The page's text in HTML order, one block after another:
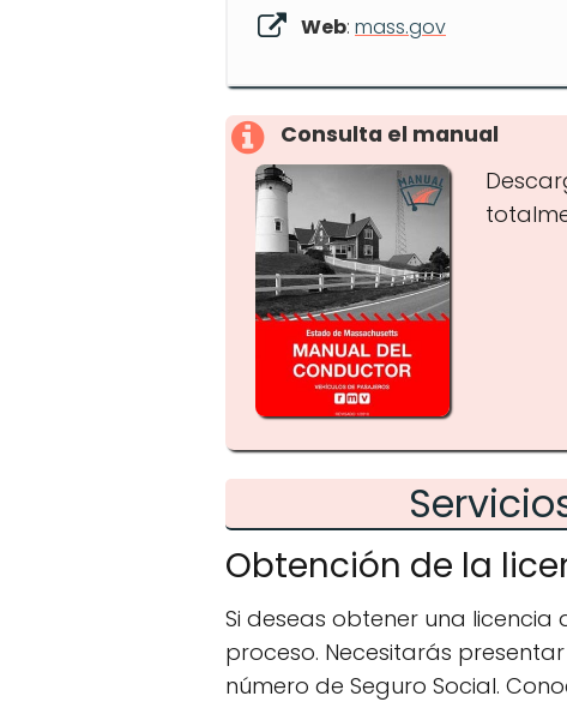
Web: mass.gov
Consulta el manual
Obtención de la
Si deseas obtener una licencia
proceso. Necesitarás
número de Seguro Social.